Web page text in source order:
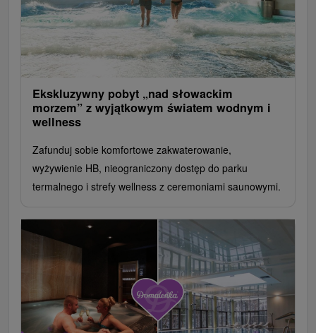
Ekskluzywny pobyt „nad słowackim
morzem” z wyjątkowym światem wodnym i
wellness
Zafunduj sobie komfortowe zakwaterowanie,
wyżywienie HB, nieograniczony dostęp do parku
termalnego i strefy wellness z ceremoniami saunowymi.